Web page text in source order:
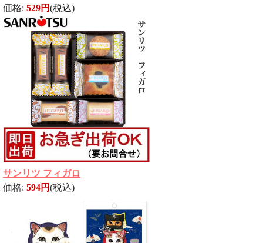
価格: 529円(税込)
サンリツ フィガロ
価格: 594円(税込)